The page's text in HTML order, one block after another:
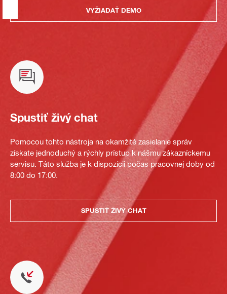
VYŽIADAŤ DEMO
Spustiť živý chat
Pomocou tohto nástroja na okamžité zasielanie správ
získate jednoduchý a rýchly prístup k nášmu zákazníckemu
servisu. Táto služba je k dispozícii počas pracovnej doby od
8:00 do 17:00.
SPUSTIŤ ŽIVÝ CHAT